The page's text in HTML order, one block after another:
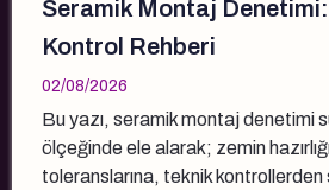
Seramik Montaj
Kontrol Rehberi
02/08/2026
Bu yazı, seramik montaj denetimi
ölçeğinde ele alarak; zemin
toleranslarına, teknik kontrollerden